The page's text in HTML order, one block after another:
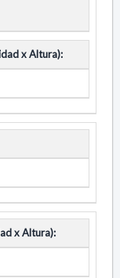
x Altura):
x Altura):